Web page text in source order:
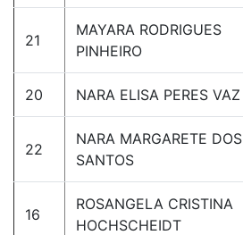
21
MAYARA RODRIGUES
PINHEIRO
20 NARA ELISA PERES VAZ
22
NARA MARGARETE DOS
SANTOS
16
ROSANGELA CRISTINA
HOCHSCHEIDT